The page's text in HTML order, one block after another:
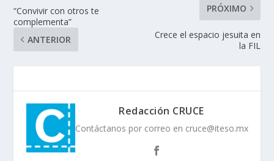
“Convivir con otros te
complementa”
ANTERIOR
PRÓXIMO
Crece el espacio jesuita en
la FIL
Redacción CRUCE
Contáctanos por correo en cruce@iteso.mx